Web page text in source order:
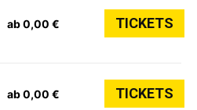
ab 0,00 € TICKETS
ab 0,00 € TICKETS